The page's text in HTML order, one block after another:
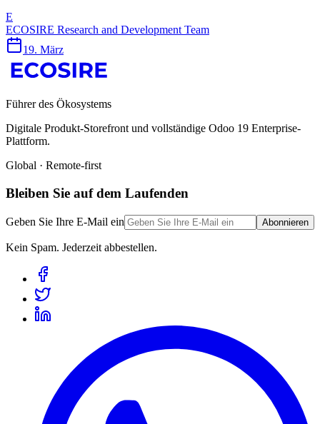
E
ECOSIRE Research and Development Team
19. März
Führer des Ökosystems
Digitale Produkt-Storefront und vollständige Odoo 19 Enterprise-
Plattform.
Global · Remote-first
Bleiben Sie auf dem Laufenden
Geben Sie Ihre E-Mail ein Abonnieren
Kein Spam. Jederzeit abbestellen.